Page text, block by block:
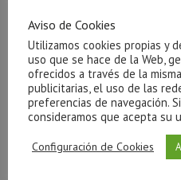
Aviso de Cookies
Utilizamos cookies propias y
uso que se hace de la Web,
ofrecidos a través de la
publicitarias, el uso de las
preferencias de navegación.
consideramos que acepta su
Configuración de Cookies